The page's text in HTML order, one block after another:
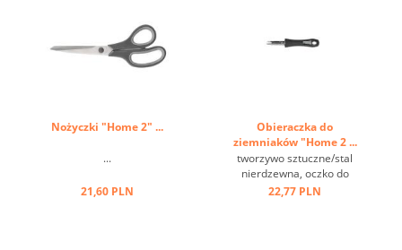
Nożyczki "Home 2" ...
...
21,60 PLN
Obieraczka do
ziemniaków "Home 2 ...
tworzywo sztuczne/stal
nierdzewna, oczko do
zawieszania ...
22,77 PLN